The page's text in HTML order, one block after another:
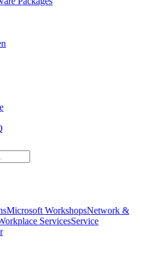
Microsoft WorkshopsNetwork &
ServicesService